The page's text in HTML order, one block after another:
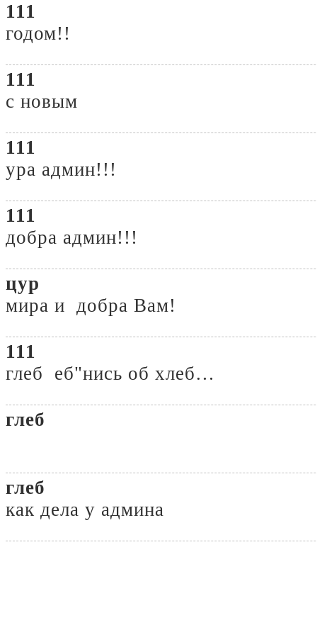
111
годом!!
111
с новым
111
ура админ!!!
111
добра админ!!!
цур
мира и добра Вам!
111
глеб еб"нись об хлеб…
глеб
глеб
как дела у админа